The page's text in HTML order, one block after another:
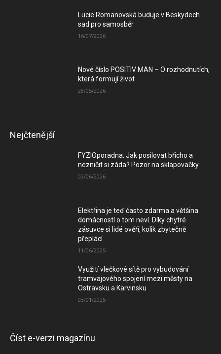
Lucie Romanovská buduje v Beskydech
sad pro samosběr
16/07/2026
Nové číslo POSITIV MAN – O rozhodnutích,
která formují život
28/05/2026
Nejčtenější
FYZIOporadna: Jak posilovat břicho a
nezničit si záda? Pozor na sklapovačky
02/06/2026
Elektřina je teď často zdarma a většina
domácností o tom neví. Díky chytré
zásuvce si lidé ověří, kolik zbytečně
přeplácí
11/06/2025
Využití vlečkové sítě pro vybudování
tramvajového spojení mezi městy na
Ostravsku a Karvinsku
03/01/2025
Číst e-verzi magazínu